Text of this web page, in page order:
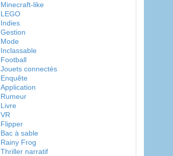
Minecraft-like
LEGO
Indies
Gestion
Mode
Inclassable
Football
Jouets connectés
Enquête
Application
Rumeur
Livre
VR
Flipper
Bac à sable
Rainy Frog
Thriller narratif